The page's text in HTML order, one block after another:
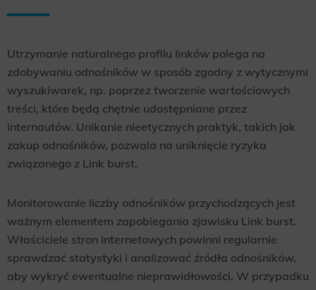
Utrzymanie naturalnego profilu linków polega na
zdobywaniu odnośników w sposób zgodny z wytycznymi
wyszukiwarek, np. poprzez tworzenie wartościowych
treści, które będą chętnie udostępniane przez
internautów. Unikanie nieetycznych praktyk, takich jak
zakup odnośników, pozwala na uniknięcie ryzyka
związanego z Link burst.
Monitorowanie liczby odnośników przychodzących jest
ważnym elementem zapobiegania zjawisku Link burst.
Właściciele stron internetowych powinni regularnie
sprawdzać statystyki i analizować źródła odnośników,
aby wykryć ewentualne nieprawidłowości. W przypadku